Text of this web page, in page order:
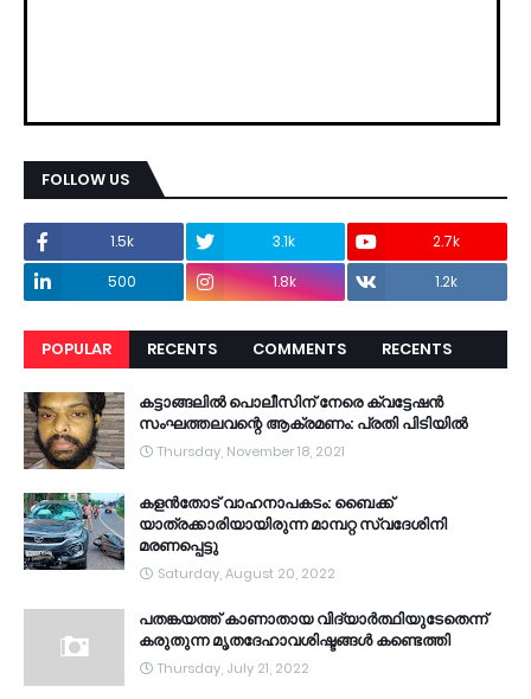
FOLLOW US
1.5k 3.1k
2.7k
500
1.8k 1.2k
POPULAR RECENTS COMMENTS RECENTS
കട്ടാങ്ങലിൽ പൊലീസിന് നേരെ ക്വട്ടേഷൻ
സംഘത്തലവന്റെ ആക്രമണം: പ്രതി പിടിയിൽ
Thursday, November 18, 2021
കളൻതോട് വാഹനാപകടം: ബൈക്ക്
യാത്രക്കാരിയായിരുന്ന മാമ്പറ്റ സ്വദേശിനി
മരണപ്പെട്ടു
Saturday, August 20, 2022
പതങ്കയത്ത് കാണാതായ വിദ്യാർത്ഥിയുടേതെന്ന്
കരുതുന്ന മൃതദേഹാവശിഷ്ടങ്ങൾ കണ്ടെത്തി
Thursday, July 21, 2022